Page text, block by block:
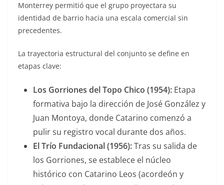
Monterrey permitió que el grupo proyectara su
identidad de barrio hacia una escala comercial sin
precedentes.
La trayectoria estructural del conjunto se define en
etapas clave:
Los Gorriones del Topo Chico (1954): Etapa
formativa bajo la dirección de José González y
Juan Montoya, donde Catarino comenzó a
pulir su registro vocal durante dos años.
El Trío Fundacional (1956):Tras su salida de
los Gorriones, se establece el núcleo
histórico con Catarino Leos (acordeón y